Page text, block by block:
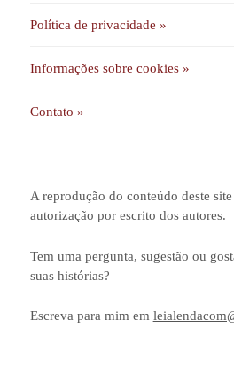
Política de privacidade »
Informações sobre cookies »
Contato »
A reprodução do conteúdo deste
autorização por escrito dos autores.
Tem uma pergunta, sugestão ou
suas histórias?
Escreva para mim em